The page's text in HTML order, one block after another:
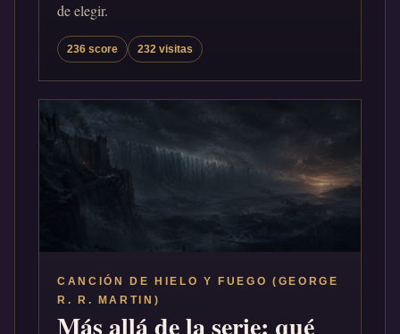
de elegir.
236 score 232 visitas
CANCIÓN DE HIELO Y FUEGO (GEORGE
R. R. MARTIN)
Más allá de la serie: qué